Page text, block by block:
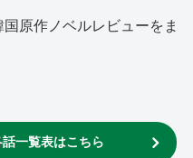
原作ノベルレビューをま
話一覧表はこちら